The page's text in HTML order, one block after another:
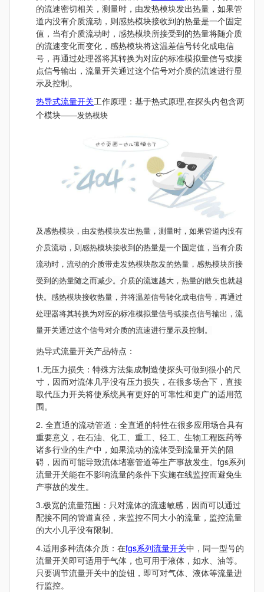
的流速密切相关，测量时，由发热模块发出热量，如果管
道内没有介质流动，则感热模块接收到的热量是一个固定
值，当有介质流动时，感热模块所接受到的热量将随介质
的流速变化而变化，感热模块将这温差信号转化成电信
号，再通过处理器将其转换为对应的标准模拟量信号或接
点信号输出，流量开关通过这个信号对介质的流速进行显
示及控制。
热导式流量开关工作原理：基于热式原理,在探头内包含两
个模块——发热模块
及感热模块，由发热模块发出热量，测量时，如果管道内没有
介质流动，则感热模块接收到的热量是一个固定值，当有介质
流动时，流动的介质带走发热模块散发的热量，感热模块所接
受到的热量随之而减少。介质的流速越大，热量的散失也就越
快。感热模块接收热量，并将温差信号转化成电信号，再通过
处理器将其转换为对应的标准模拟量信号或接点信号输出，流
量开关通过这个信号对介质的流速进行显示及控制。
热导式流量开关产品特点：
1.无压力损失：特殊方法集成制造使探头可做到很小的尺
寸，因而对流体几乎没有压力损失，在很多场合下，直接
取代压力开关将使系统具有更好的可靠性和更广的适用范
围。
2. 全直通的流动管道：全直通的特性在很多应用场合具有
重要意义，在石油、化工、重工、轻工、生物工程医药等
诸多行业的生产中，如果流动的流体受到流量开关的阻
碍，因而可能导致流体堵塞管道等生产事故发生。fgs系列
流量开关能在不影响流量的条件下实施在线监控而避免生
产事故的发生。
3.极宽的流量范围：只对流体的流速敏感，因而可以通过
配接不同的管道直径，来监控不同大小的流量，监控流量
的大小几乎没有限制。
4.适用多种流体介质：在fgs系列流量开关中，同一型号的
流量开关即可适用于气体，也可用于液体，如水、油等。
只要调节流量开关中的旋钮，即可对气体、液体等流量进
行监控。